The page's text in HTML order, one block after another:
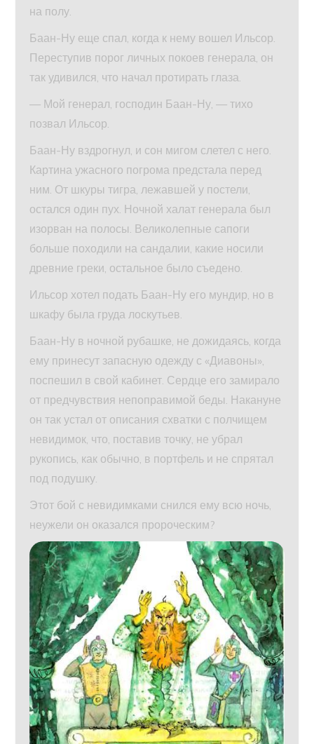
на полу.
Баан-Ну еще спал, когда к нему вошел Ильсор.
Переступив порог личных покоев генерала, он
так удивился, что начал протирать глаза.
— Мой генерал, господин Баан-Ну, — тихо
позвал Ильсор.
Баан-Ну вздрогнул, и сон мигом слетел с него.
Картина ужасного погрома предстала перед
ним. От шкуры тигра, лежавшей у постели,
остался один пух. Ночной халат генерала был
изорван на полосы. Великолепные сапоги
больше походили на сандалии, какие носили
древние греки, остальное было съедено.
Ильсор хотел подать Баан-Ну его мундир, но в
шкафу была груда лоскутьев.
Баан-Ну в ночной рубашке, не дожидаясь, когда
ему принесут запасную одежду с «Диавоны»,
поспешил в свой кабинет. Сердце его замирало
от предчувствия непоправимой беды. Накануне
он так устал от описания схватки с полчищем
невидимок, что, поставив точку, не убрал
рукопись, как обычно, в портфель и не спрятал
под подушку.
Этот бой с невидимками снился ему всю ночь,
неужели он оказался пророческим?